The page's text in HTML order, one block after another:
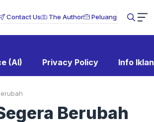
Contact Us The Author Peluang
(AI) Privacy Policy Info Iklan
Berubah